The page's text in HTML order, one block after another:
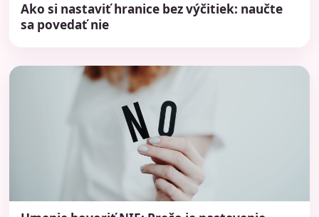
Ako si nastaviť hranice bez výčitiek: naučte
sa povedať nie